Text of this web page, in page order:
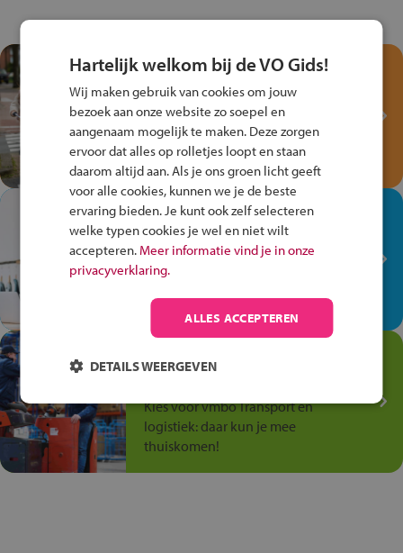
Test je kennis met het
Fiets Veilig
Verkeersspel!
Speel het Fiets Veilig Verkeersspel
en win een Cortina-fiets!
In de winkel ben je op je
plek!
Ontdek via het vmbo jouw talent
anders is!
Transport en Logistiek
Kies voor vmbo Transport en
logistiek: daar kun je mee
thuiskomen!
Hartelijk welkom bij de VO Gids!
Wij maken gebruik van cookies om jouw
bezoek aan onze website zo soepel en
aangenaam mogelijk te maken. Deze zorgen
ervoor dat alles op rolletjes loopt en staan
daarom altijd aan. Als je ons groen licht geeft
voor alle cookies, kunnen we je de beste
ervaring bieden. Je kunt ook zelf selecteren
welke typen cookies je wel en niet wilt
accepteren. Meer informatie vind je in onze
privacyverklaring.
ALLES ACCEPTEREN
DETAILS WEERGEVEN